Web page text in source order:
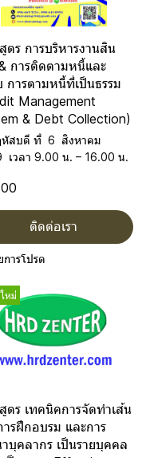
ตร การบริหารงานสิน
การติดตามหนี้และ
การตามหนี้ที่เป็นธรรม
Management
& Debt Collection)
หัสบดี ที่ 6 สิงหาคม
เวลา 9.00 น. – 16.00 น.
ติดต่อเรา
การโปรด
หม่
ตร เทคนิคการจัดทำเส้น
รฝึกอบรม และการ
บุคลากร เป็นรายบุคคล